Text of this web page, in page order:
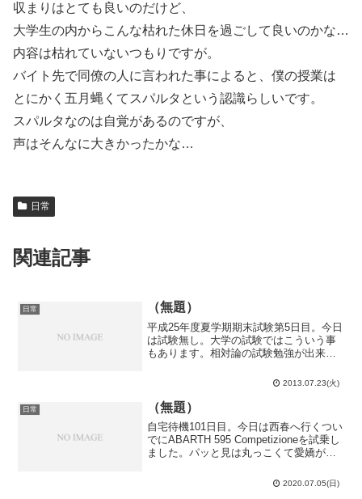
収まりはとても良いのだけど、
大学生の内からこんな枯れた休日を過ごして良いのかな…
内容は枯れていないつもりですが。
バイト先で同僚の人に言われた事によると、僕の授業は
とにかく五月蝿くてスパルタという認識らしいです。
スパルタなのは自覚があるのですが、
声はそんなに大きかったかな…
日常
関連記事
日常 （無題）
平成25年度夏学期期末試験第5日目。今日
は試験無し。大学の試験ではこういう事
もあります。相対論の試験勉強が出来た
をなめていましたね。量子論に比べたら
余裕だろｗｗｗみたいに。高校の時とか
も相対論は殆ど無視し...
2013.07.23(火)
日常 （無題）
自宅待機101日目。今日は西春へ行くつい
でにABARTH 595 Competizioneを試乗し
ました。パッと見は丸っこくて愛嬌があ
ハードな加速をします。ターボチャージ
ャー付きの自動車ってこんな加速をす...
2020.07.05(日)